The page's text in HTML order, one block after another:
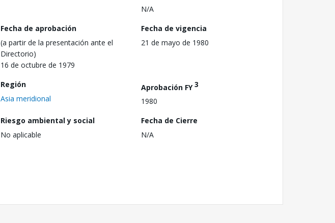
N/A
Fecha de aprobación
(a partir de la presentación ante el
Directorio)
16 de octubre de 1979
Fecha de vigencia
21 de mayo de 1980
Región
Asia meridional
Aprobación FY3
1980
Riesgo ambiental y social
No aplicable
Fecha de Cierre
N/A